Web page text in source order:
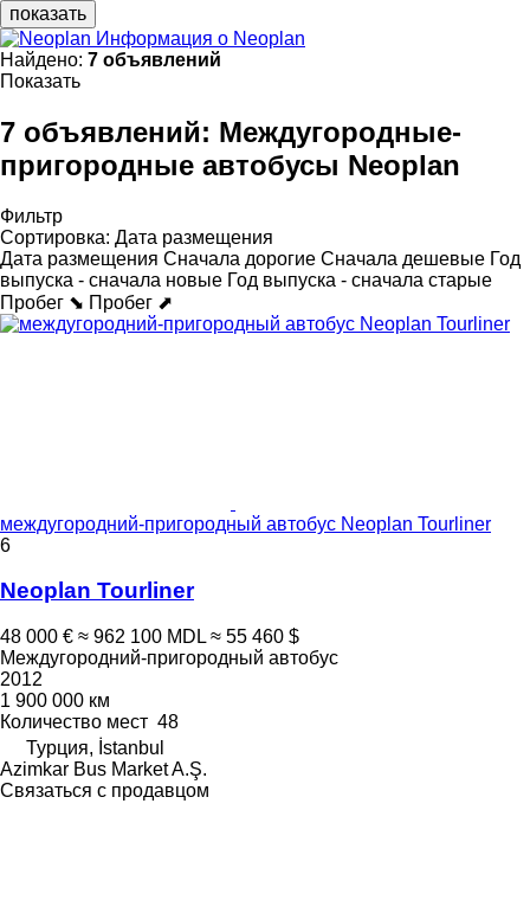
показать
Информация о Neoplan
Найдено: 7 объявлений
Показать
7 объявлений: Междугородные-
пригородные автобусы Neoplan
Фильтр
Сортировка: Дата размещения
Дата размещения Сначала дорогие Сначала дешевые Год
выпуска - сначала новые Год выпуска - сначала старые
Пробег ⬊ Пробег ⬈
междугородний-пригородный автобус Neoplan Tourliner
6
Neoplan Tourliner
48 000 € ≈ 962 100 MDL ≈ 55 460 $
Междугородний-пригородный автобус
2012
1 900 000 км
Количество мест 48
Турция, İstanbul
Azimkar Bus Market A.Ş.
Связаться с продавцом